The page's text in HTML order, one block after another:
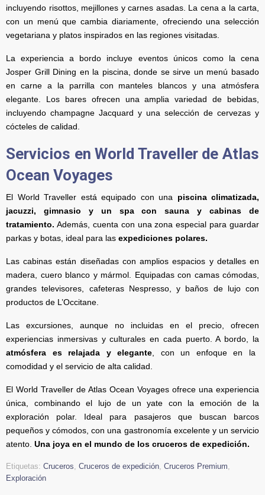
incluyendo risottos, mejillones y carnes asadas. La cena a la carta,
con un menú que cambia diariamente, ofreciendo una selección
vegetariana y platos inspirados en las regiones visitadas.
La experiencia a bordo incluye eventos únicos como la cena
Josper Grill Dining en la piscina, donde se sirve un menú basado
en carne a la parrilla con manteles blancos y una atmósfera
elegante. Los bares ofrecen una amplia variedad de bebidas,
incluyendo champagne Jacquard y una selección de cervezas y
cócteles de calidad.
Servicios en World Traveller de Atlas
Ocean Voyages
El World Traveller está equipado con una piscina climatizada,
jacuzzi, gimnasio y un spa con sauna y cabinas de
tratamiento. Además, cuenta con una zona especial para guardar
parkas y botas, ideal para las expediciones polares.
Las cabinas están diseñadas con amplios espacios y detalles en
madera, cuero blanco y mármol. Equipadas con camas cómodas,
grandes televisores, cafeteras Nespresso, y baños de lujo con
productos de L’Occitane.
Las excursiones, aunque no incluidas en el precio, ofrecen
experiencias inmersivas y culturales en cada puerto. A bordo, la
atmósfera es relajada y elegante , con un enfoque en la
comodidad y el servicio de alta calidad.
El World Traveller de Atlas Ocean Voyages ofrece una experiencia
única, combinando el lujo de un yate con la emoción de la
exploración polar. Ideal para pasajeros que buscan barcos
pequeños y cómodos, con una gastronomía excelente y un servicio
atento. Una joya en el mundo de los cruceros de expedición.
Etiquetas: Cruceros, Cruceros de expedición, Cruceros Premium,
Exploración